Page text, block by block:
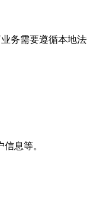
务需要遵循本地
息等。